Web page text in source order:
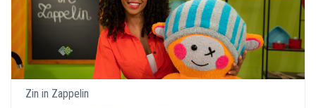
Zin in Zappelin